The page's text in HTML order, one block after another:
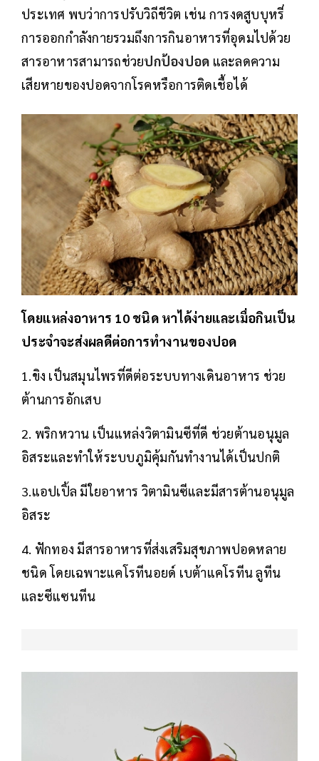
ประเทศ พบว่าการปรับวิถีชีวิต เช่น การงดสูบบุหรี่
การออกกำลังกายรวมถึงการกินอาหารที่อุดมไปด้วย
สารอาหารสามารถช่วยปกป้องปอด และลดความ
เสียหายของปอดจากโรคหรือการติดเชื้อได้
โดยแหล่งอาหาร 10 ชนิด หาได้ง่ายและเมื่อกินเป็น
ประจำจะส่งผลดีต่อการทำงานของปอด
1.ขิง เป็นสมุนไพรที่ดีต่อระบบทางเดินอาหาร ช่วย
ต้านการอักเสบ
2. พริกหวาน เป็นแหล่งวิตามินซีที่ดี ช่วยต้านอนุมูล
อิสระและทำให้ระบบภูมิคุ้มกันทำงานได้เป็นปกติ
3.แอปเปิ้ล มีใยอาหาร วิตามินซีและมีสารต้านอนุมูล
อิสระ
4. ฟักทอง มีสารอาหารที่ส่งเสริมสุขภาพปอดหลาย
ชนิด โดยเฉพาะแคโรทีนอยด์ เบต้าแคโรทีน ลูทีน
และซีแซนทีน